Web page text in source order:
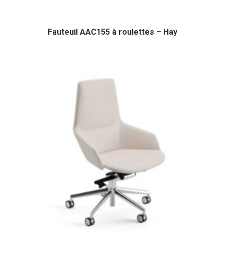
Fauteuil AAC155 à roulettes – Hay